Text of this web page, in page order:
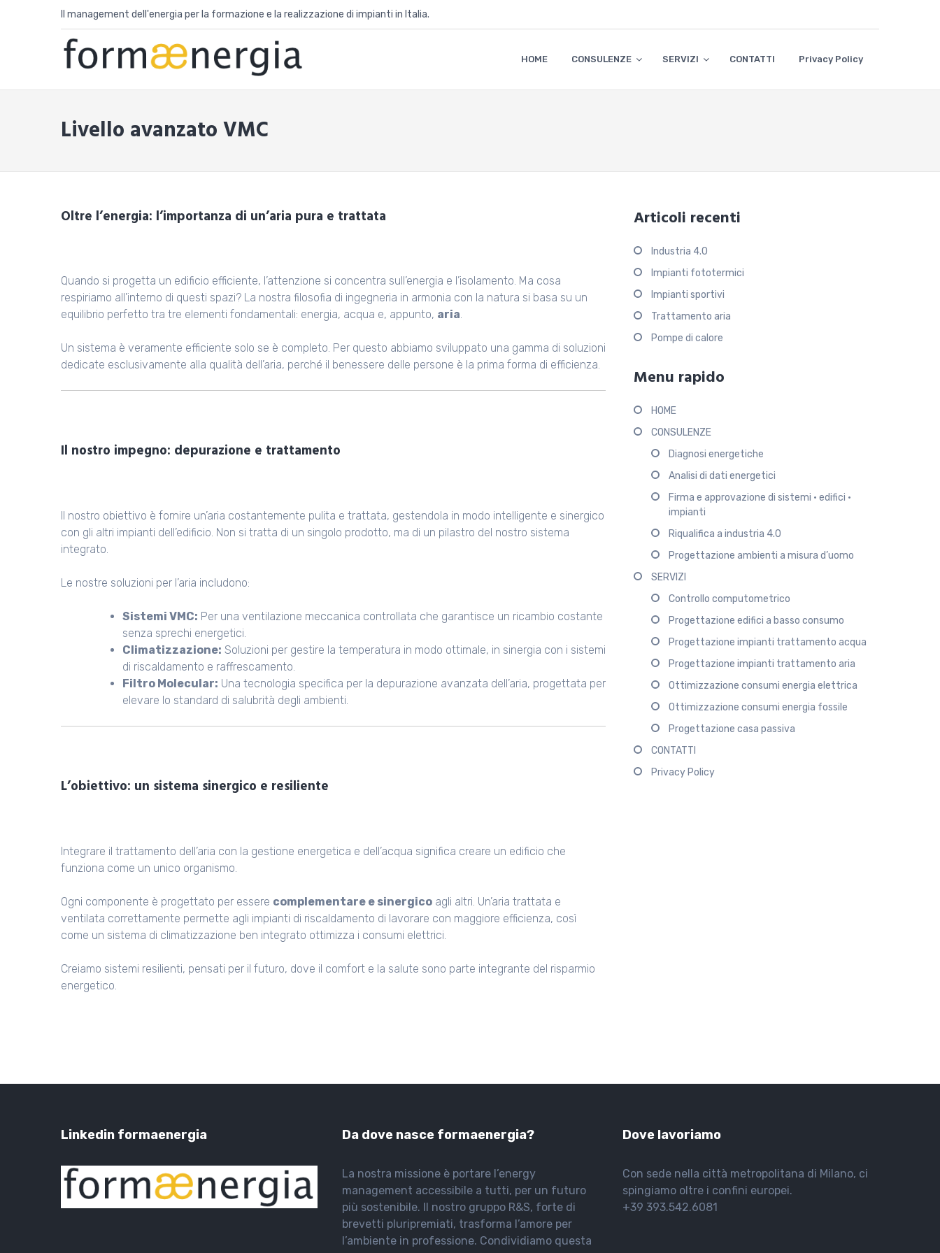
Il management dell'energia per la formazione e la realizzazione di impianti in Italia.
HOME CONSULENZE SERVIZI CONTATTI Privacy Policy
Livello avanzato VMC
Oltre l’energia: l’importanza di un’aria pura e trattata
Quando si progetta un edificio efficiente, l’attenzione si concentra sull’energia e l’isolamento. Ma cosa
respiriamo all’interno di questi spazi? La nostra filosofia di ingegneria in armonia con la natura si basa su un
equilibrio perfetto tra tre elementi fondamentali: energia, acqua e, appunto, aria.
Un sistema è veramente efficiente solo se è completo. Per questo abbiamo sviluppato una gamma di soluzioni
dedicate esclusivamente alla qualità dell’aria, perché il benessere delle persone è la prima forma di efficienza.
Il nostro impegno: depurazione e trattamento
Il nostro obiettivo è fornire un’aria costantemente pulita e trattata, gestendola in modo intelligente e sinergico
con gli altri impianti dell’edificio. Non si tratta di un singolo prodotto, ma di un pilastro del nostro sistema
integrato.
Le nostre soluzioni per l’aria includono:
Sistemi VMC: Per una ventilazione meccanica controllata che garantisce un ricambio costante
senza sprechi energetici.
Climatizzazione: Soluzioni per gestire la temperatura in modo ottimale, in sinergia con i sistemi
di riscaldamento e raffrescamento.
Filtro Molecular: Una tecnologia specifica per la depurazione avanzata dell’aria, progettata per
elevare lo standard di salubrità degli ambienti.
L’obiettivo: un sistema sinergico e resiliente
Integrare il trattamento dell’aria con la gestione energetica e dell’acqua significa creare un edificio che
funziona come un unico organismo.
Ogni componente è progettato per essere complementare e sinergico agli altri. Un’aria trattata e
ventilata correttamente permette agli impianti di riscaldamento di lavorare con maggiore efficienza, così
come un sistema di climatizzazione ben integrato ottimizza i consumi elettrici.
Creiamo sistemi resilienti, pensati per il futuro, dove il comfort e la salute sono parte integrante del risparmio
energetico.
Articoli recenti
Industria 4.0
Impianti fototermici
Impianti sportivi
Trattamento aria
Pompe di calore
Menu rapido
HOME
CONSULENZE
Diagnosi energetiche
Analisi di dati energetici
Firma e approvazione di sistemi • edifici •
impianti
Riqualifica a industria 4.0
Progettazione ambienti a misura d’uomo
SERVIZI
Controllo computometrico
Progettazione edifici a basso consumo
Progettazione impianti trattamento acqua
Progettazione impianti trattamento aria
Ottimizzazione consumi energia elettrica
Ottimizzazione consumi energia fossile
Progettazione casa passiva
CONTATTI
Privacy Policy
Linkedin formaenergia Da dove nasce formaenergia?
La nostra missione è portare l’energy
management accessibile a tutti, per un futuro
più sostenibile. Il nostro gruppo R&S, forte di
brevetti pluripremiati, trasforma l’amore per
l’ambiente in professione. Condividiamo questa
Dove lavoriamo
Con sede nella città metropolitana di Milano, ci
spingiamo oltre i confini europei.
+39 393.542.6081